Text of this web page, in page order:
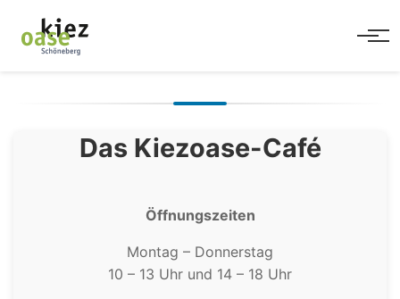
Das Kiezoase-Café
Öffnungszeiten
Montag – Donnerstag
10 – 13 Uhr und 14 – 18 Uhr